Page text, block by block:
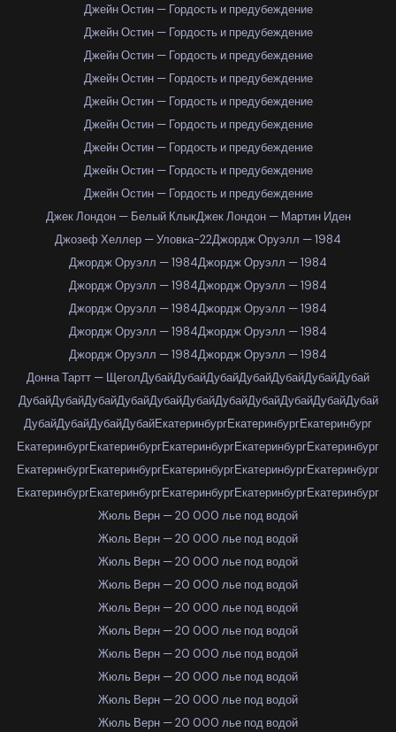
Джейн Остин — Гордость и предубеждение
Джейн Остин — Гордость и предубеждение
Джейн Остин — Гордость и предубеждение
Джейн Остин — Гордость и предубеждение
Джейн Остин — Гордость и предубеждение
Джейн Остин — Гордость и предубеждение
Джейн Остин — Гордость и предубеждение
Джейн Остин — Гордость и предубеждение
Джейн Остин — Гордость и предубеждение
Джек Лондон — Белый КлыкДжек Лондон — Мартин Иден
Джозеф Хеллер — Уловка-22Джордж Оруэлл — 1984
Джордж Оруэлл — 1984Джордж Оруэлл — 1984
Джордж Оруэлл — 1984Джордж Оруэлл — 1984
Джордж Оруэлл — 1984Джордж Оруэлл — 1984
Джордж Оруэлл — 1984Джордж Оруэлл — 1984
Джордж Оруэлл — 1984Джордж Оруэлл — 1984
Донна Тартт — ЩеголДубайДубайДубайДубайДубайДубайДубай
ДубайДубайДубайДубайДубайДубайДубайДубайДубайДубайДубай
ДубайДубайДубайДубайЕкатеринбургЕкатеринбургЕкатеринбург
ЕкатеринбургЕкатеринбургЕкатеринбургЕкатеринбургЕкатеринбург
ЕкатеринбургЕкатеринбургЕкатеринбургЕкатеринбургЕкатеринбург
ЕкатеринбургЕкатеринбургЕкатеринбургЕкатеринбургЕкатеринбург
Жюль Верн — 20 000 лье под водой
Жюль Верн — 20 000 лье под водой
Жюль Верн — 20 000 лье под водой
Жюль Верн — 20 000 лье под водой
Жюль Верн — 20 000 лье под водой
Жюль Верн — 20 000 лье под водой
Жюль Верн — 20 000 лье под водой
Жюль Верн — 20 000 лье под водой
Жюль Верн — 20 000 лье под водой
Жюль Верн — 20 000 лье под водой